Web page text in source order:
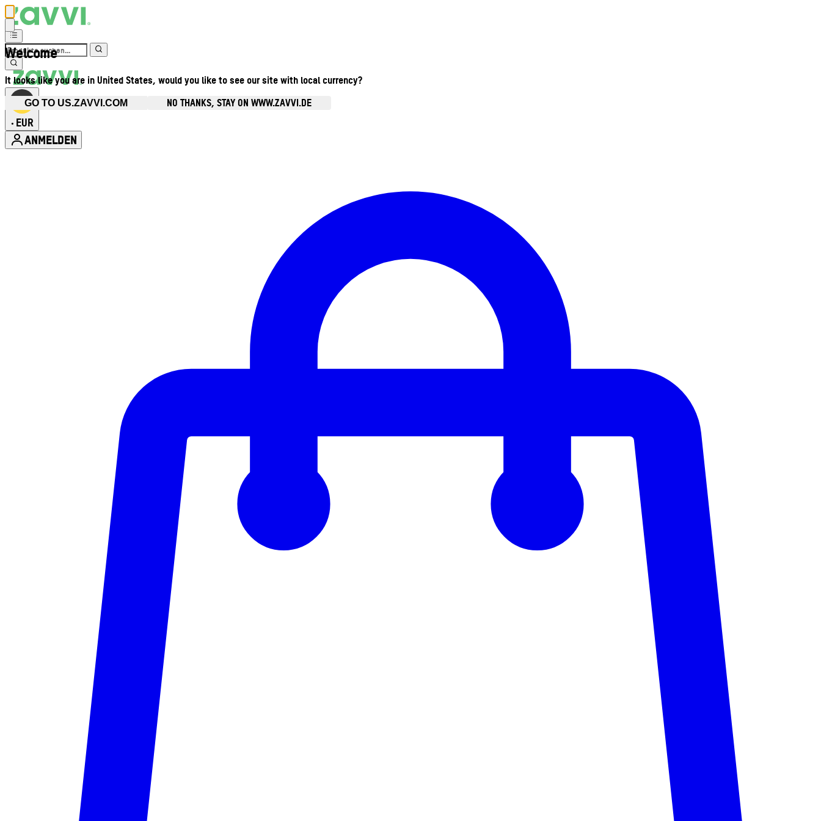
Welcome
It looks like you are in United States, would you like to see our site with local currency?
GO TO US.ZAVVI.COM NO THANKS, STAY ON WWW.ZAVVI.DE
• EUR
ANMELDEN